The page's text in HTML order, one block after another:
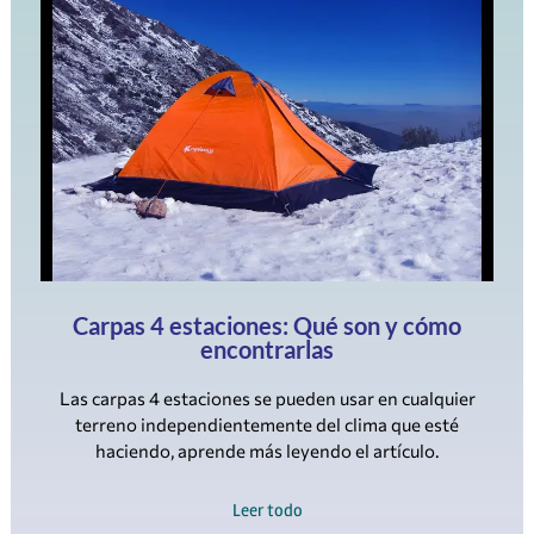
Carpas 4 estaciones: Qué son y cómo
encontrarlas
Las carpas 4 estaciones se pueden usar en cualquier
terreno independientemente del clima que esté
haciendo, aprende más leyendo el artículo.
Leer todo